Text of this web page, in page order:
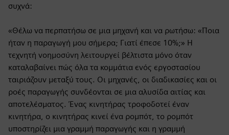
συχνά:
«Θέλω να περπατήσω σε μια μηχανή και να ρωτήσω: «Ποια
ήταν η παραγωγή μου σήμερα; Γιατί έπεσε 10%;» Η
τεχνητή νοημοσύνη λειτουργεί βέλτιστα μόνο όταν
καταλαβαίνει πώς όλα τα κομμάτια ενός εργοστασίου
ταιριάζουν μεταξύ τους. Οι μηχανές, οι διαδικασίες και οι
ροές παραγωγής συνδέονται σε μια αλυσίδα αιτίας και
αποτελέσματος. Ένας κινητήρας τροφοδοτεί έναν
κινητήρα, ο κινητήρας κινεί ένα ρομπότ, το ρομπότ
υποστηρίζει μια γραμμή παραγωγής και η γραμμή